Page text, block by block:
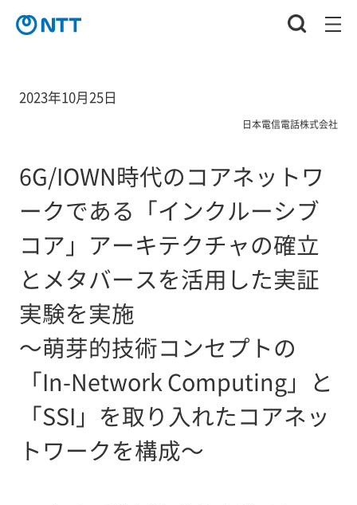
2023年10月25日
日本電信電話株式会社
6G/IOWN時代のコアネットワ
ークである「インクルーシブ
コア」アーキテクチャの確立
とメタバースを活用した実証
実験を実施
～萌芽的技術コンセプトの
「In-Network Computing」と
「SSI」を取り入れたコアネッ
トワークを構成～